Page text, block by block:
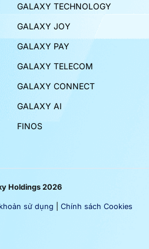
GALAXY TECHNOLOGY
GALAXY JOY
GALAXY PAY
GALAXY TELECOM
GALAXY CONNECT
GALAXY AI
FINOS
Holdings 2026
sử dụng Chính sách Cookies